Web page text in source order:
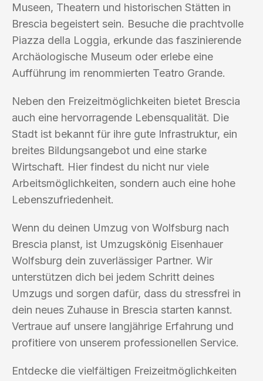
Museen, Theatern und historischen Stätten in
Brescia begeistert sein. Besuche die prachtvolle
Piazza della Loggia, erkunde das faszinierende
Archäologische Museum oder erlebe eine
Aufführung im renommierten Teatro Grande.
Neben den Freizeitmöglichkeiten bietet Brescia
auch eine hervorragende Lebensqualität. Die
Stadt ist bekannt für ihre gute Infrastruktur, ein
breites Bildungsangebot und eine starke
Wirtschaft. Hier findest du nicht nur viele
Arbeitsmöglichkeiten, sondern auch eine hohe
Lebenszufriedenheit.
Wenn du deinen Umzug von Wolfsburg nach
Brescia planst, ist Umzugskönig Eisenhauer
Wolfsburg dein zuverlässiger Partner. Wir
unterstützen dich bei jedem Schritt deines
Umzugs und sorgen dafür, dass du stressfrei in
dein neues Zuhause in Brescia starten kannst.
Vertraue auf unsere langjährige Erfahrung und
profitiere von unserem professionellen Service.
Entdecke die vielfältigen Freizeitmöglichkeiten